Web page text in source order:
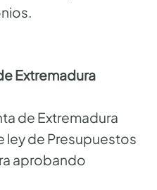
Extremadura
de Extremadura
ley de Presupuestos
aprobando